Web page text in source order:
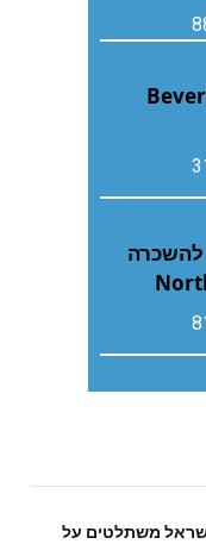
משתלטים על